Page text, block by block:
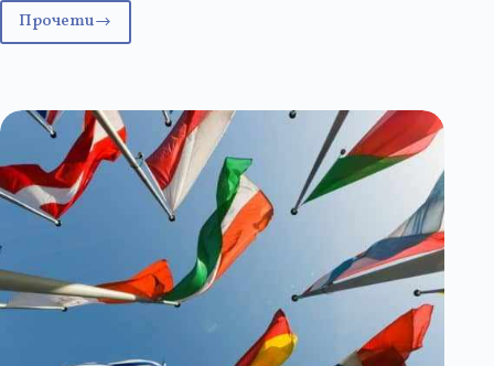
ПрочетиПравозащитници